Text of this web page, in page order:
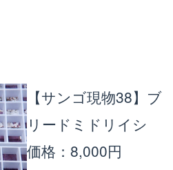
【サンゴ現物38】ブ
リードミドリイシ
価格：8,000円